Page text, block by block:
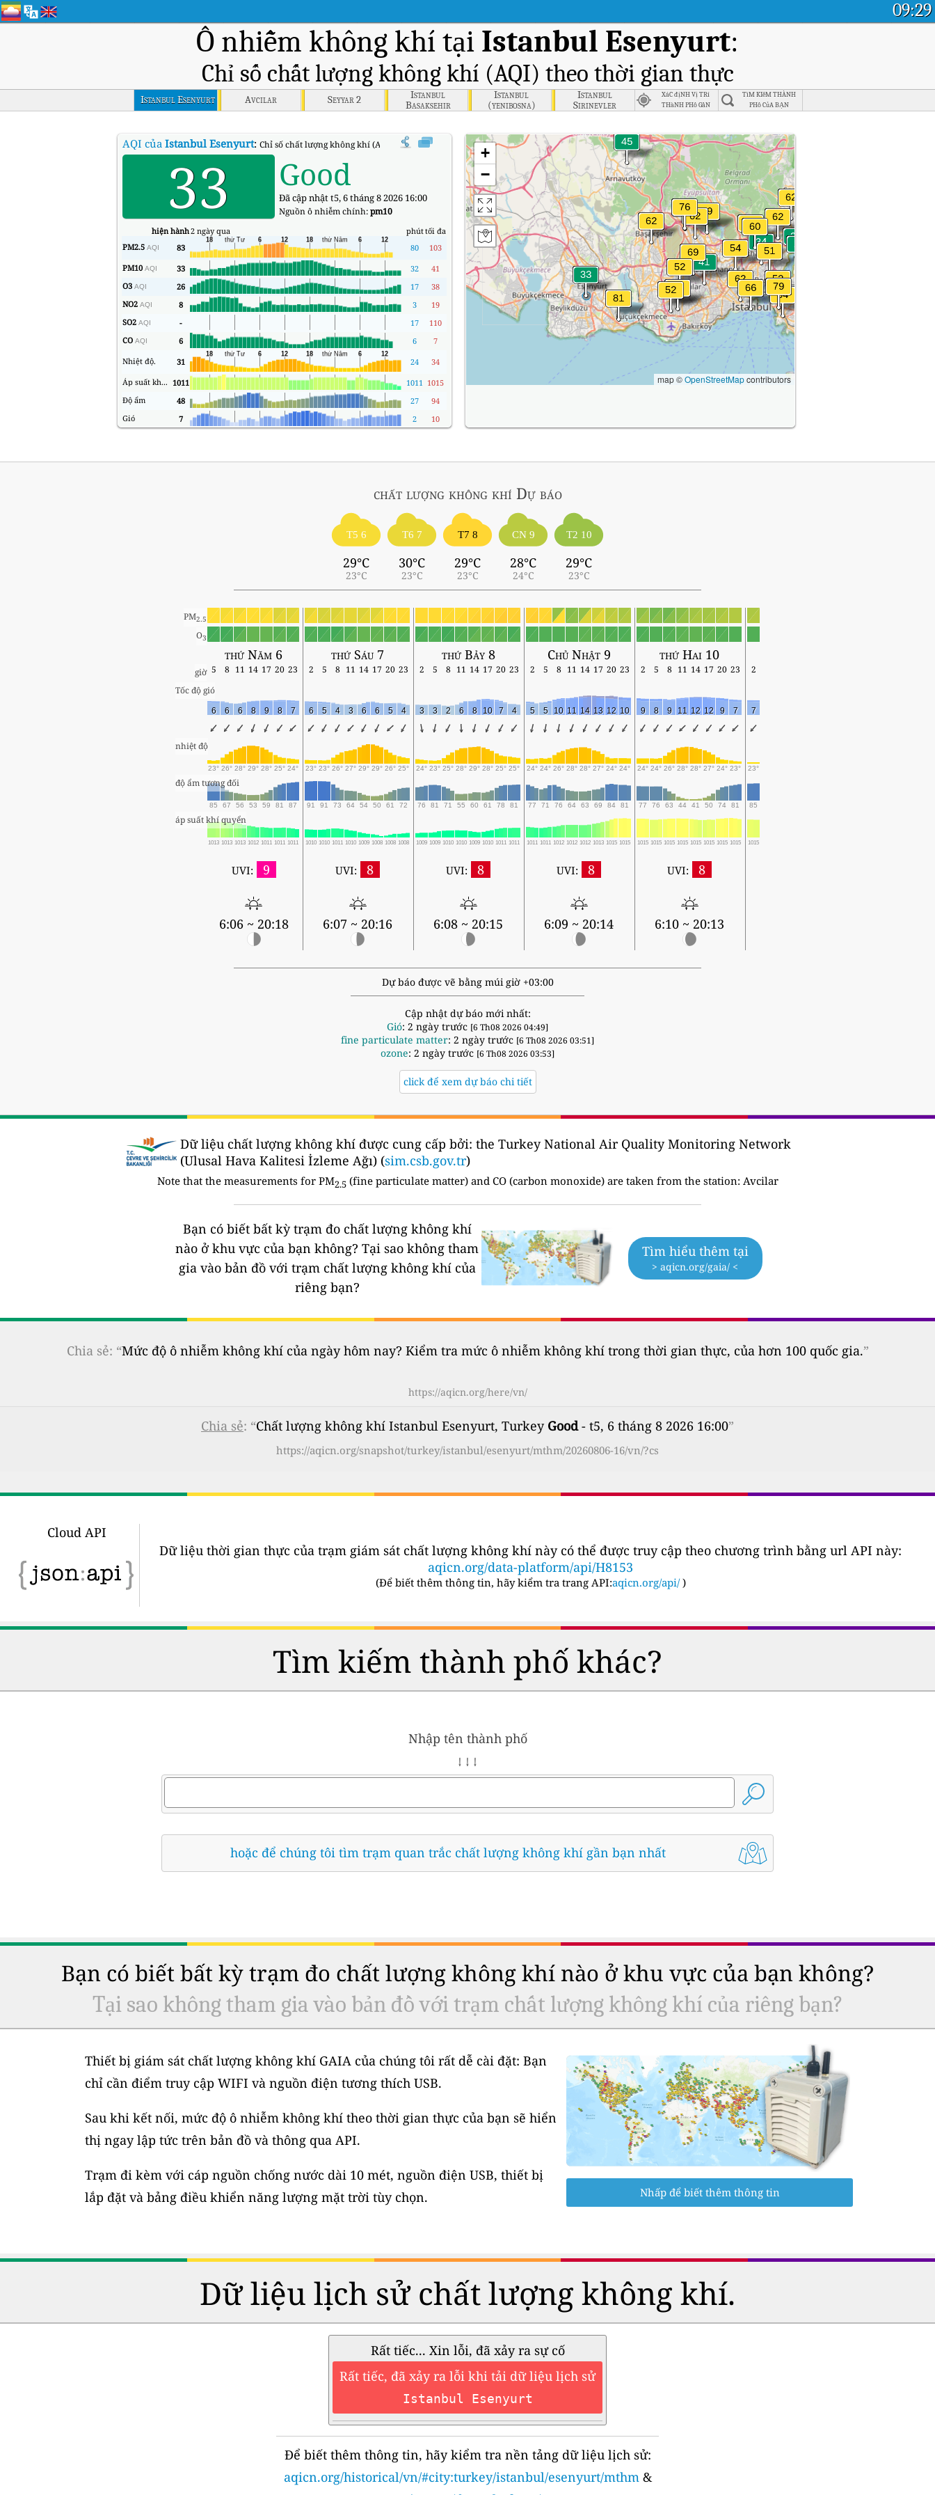
09:29
Ô nhiễm không khí tại Istanbul Esenyurt:
Chỉ số chất lượng không khí (AQI) theo thời gian thực
Istanbul Esenyurt Avcilar Seyyar 2
Istanbul
Basaksehir
Istanbul
(yenibosna)
Istanbul
Sirinevler
XáC địNH Vị TRí
THàNH PHố GầN
TìM KIếM THÀNH
PHố CủA BẠN
AQI của Istanbul Esenyurt: Chỉ số chất lượng không khí (AQI) thời gian thực Istanbul Esenyurt
33 Good
Đã cập nhật t5, 6 tháng 8 2026 16:00
Nguồn ô nhiễm chính:pm10
hiện hành2 ngày qua phúttối đa
PM2.5 AQI 83 80
103
PM10 AQI 33 32
41
O3 AQI 26 17
38
NO2 AQI 8 3
19
SO2 AQI - 17
110
CO AQI 6 6
7
Nhiệt độ.
31 24
34
Áp suất không khí 1011 1011 1015
Độ ẩm
48 27
94
Gió
7 2 10
+
−
map ©OpenStreetMapcontributors
chất lượng không khí Dự báo
T5 6
29°C
23°C
T6 7
30°C
23°C
T7 8
29°C
23°C
CN 9
28°C
24°C
T2 10
29°C
23°C
PM2.5
O3
thứ Năm 6 thứ Sáu 7 thứ Bảy 8 Chủ Nhật 9 thứ Hai 10
giờ 5 8 11 14 17 20 23 2 5 8 11 14 17 20 23 2 5 8 11 14 17 20 23 2 5 8 11 14 17 20 23 2 5 8 11 14 17 20 23
2
Tốc độ gió
6 6 6 8 9 8 7 6 5 4 3 6 6 5 4 3 3 2 6 8 10 7 4 5 5 10 11 14 13 12 10 9 8 9 11 12 12 9 7 7
nhiệt độ
23° 26° 28° 29° 28° 25° 24° 23° 23° 26° 27° 29° 29° 26° 25° 24° 23° 25° 28° 29° 28° 25° 25° 24° 24° 26° 28° 28° 27° 24° 24° 24° 24° 26° 28° 28° 27° 24° 23° 23°
độ ẩm tương đối
85 67 56 53 59 81 87 91 91 73 64 54 50 61 72 76 81 71 55 60 61 78 81 77 71 76 64 63 69 84 81 77 76 63 44 41 50 74 81 85
áp suất khí quyển
1013 1013 1013 1012 1011 1011 1011 1010 1010 1011 1010 1009 1008 1008 1008 1009 1009 1010 1010 1009 1010 1011 1011 1011 1011 1012 1012 1012 1013 1015 1015 1015 1015 1015 1015 1015 1015 1015 1015 1015
UVI: 9
6:06 ~ 20:18
UVI: 8
6:07 ~ 20:16
UVI: 8
6:08 ~ 20:15
UVI: 8
6:09 ~ 20:14
UVI: 8
6:10 ~ 20:13
Dự báo được vẽ bằng múi giờ +03:00
Cập nhật dự báo mới nhất:
Gió: 2 ngày trước [6 Th08 2026 04:49]
fine particulate matter: 2 ngày trước [6 Th08 2026 03:51]
ozone: 2 ngày trước [6 Th08 2026 03:53]
click để xem dự báo chi tiết
Dữ liệu chất lượng không khí được cung cấp bởi: the Turkey National Air Quality Monitoring Network
(Ulusal Hava Kalitesi İzleme Ağı) (sim.csb.gov.tr)
Note that the measurements for PM2.5 (fine particulate matter) and CO (carbon monoxide) are taken from the station: Avcilar
Bạn có biết bất kỳ trạm đo chất lượng không khí
nào ở khu vực của bạn không? Tại sao không tham
gia vào bản đồ với trạm chất lượng không khí của
riêng bạn?
Tìm hiểu thêm tại
> aqicn.org/gaia/ <
Chia sẻ: “Mức độ ô nhiễm không khí của ngày hôm nay? Kiểm tra mức ô nhiễm không khí trong thời gian thực, của hơn 100 quốc gia.”
https://aqicn.org/here/vn/
Chia sẻ: “Chất lượng không khí Istanbul Esenyurt, Turkey Good- t5, 6 tháng 8 2026 16:00”
https://aqicn.org/snapshot/turkey/istanbul/esenyurt/mthm/20260806-16/vn/?cs
Cloud API
Dữ liệu thời gian thực của trạm giám sát chất lượng không khí này có thể được truy cập theo chương trình bằng url API này:
aqicn.org/data-platform/api/H8153
(Để biết thêm thông tin, hãy kiểm tra trang API:aqicn.org/api/ )
Tìm kiếm thành phố khác?
Nhập tên thành phố
↓ ↓ ↓
hoặc để chúng tôi tìm trạm quan trắc chất lượng không khí gần bạn nhất
Bạn có biết bất kỳ trạm đo chất lượng không khí nào ở khu vực của bạn không?
Tại sao không tham gia vào bản đồ với trạm chất lượng không khí của riêng bạn?
Thiết bị giám sát chất lượng không khí GAIA của chúng tôi rất dễ cài đặt: Bạn
chỉ cần điểm truy cập WIFI và nguồn điện tương thích USB.
Sau khi kết nối, mức độ ô nhiễm không khí theo thời gian thực của bạn sẽ hiển
thị ngay lập tức trên bản đồ và thông qua API.
Trạm đi kèm với cáp nguồn chống nước dài 10 mét, nguồn điện USB, thiết bị
lắp đặt và bảng điều khiển năng lượng mặt trời tùy chọn.
Nhấp để biết thêm thông tin
Dữ liệu lịch sử chất lượng không khí.
Rất tiếc... Xin lỗi, đã xảy ra sự cố
Rất tiếc, đã xảy ra lỗi khi tải dữ liệu lịch sử
Istanbul Esenyurt
Để biết thêm thông tin, hãy kiểm tra nền tảng dữ liệu lịch sử:
aqicn.org/historical/vn/#city:turkey/istanbul/esenyurt/mthm&